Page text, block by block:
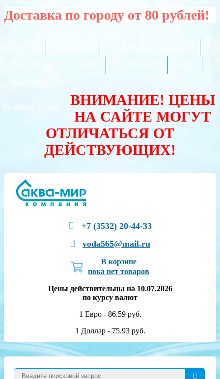
Доставка по городу от 80 рублей!
ВАЛЮТА:
ВНИМАНИЕ! ЦЕНЫ
НА САЙТЕ МОГУТ
ОТЛИЧАТЬСЯ ОТ
ДЕЙСТВУЮЩИХ!
+7 (3532) 20-44-33
voda565@mail.ru
В корзине
пока нет товаров
Цены действительны на 10.07.2026
по курсу валют
1 Евро - 86.59 руб.
1 Доллар - 75.93 руб.